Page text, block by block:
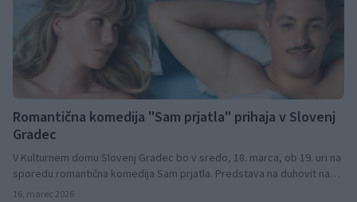
Romantična komedija "Sam prjatla" prihaja v Slovenj
Gradec
V Kulturnem domu Slovenj Gradec bo v sredo, 18. marca, ob 19. uri na
sporedu romantična komedija Sam prjatla. Predstava na duhovit način
odpira vprašanje sodobnih odnosov in spoznavanja v času aplikacij za
16. marec 2026